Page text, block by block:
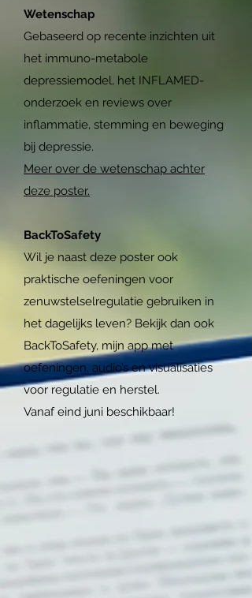
Wetenschap
Gebaseerd op recente inzichten uit
het immuno-metabole
depressiemodel, het INFLAMED-
onderzoek en reviews over
inflammatie, stemming en beweging
bij depressie.
Meer over de wetenschap achter
deze poster.
BackToSafety
Wil je naast deze poster ook
praktische oefeningen voor
zenuwstelselregulatie gebruiken in
het dagelijks leven? Bekijk dan ook
BackToSafety, mijn app met
oefeningen, audio’s en visualisaties
voor regulatie en herstel.
Vanaf eind juni beschikbaar!